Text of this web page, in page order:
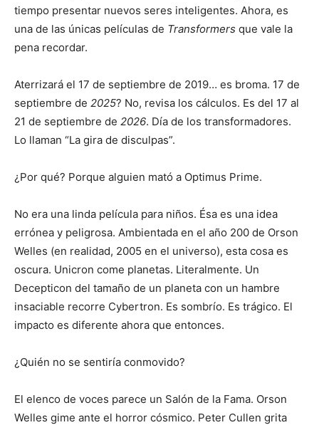
tiempo presentar nuevos seres inteligentes. Ahora, es
una de las únicas películas de Transformers que vale la
pena recordar.
Aterrizará el 17 de septiembre de 2019… es broma. 17 de
septiembre de 2025? No, revisa los cálculos. Es del 17 al
21 de septiembre de 2026. Día de los transformadores.
Lo llaman “La gira de disculpas”.
¿Por qué? Porque alguien mató a Optimus Prime.
No era una linda película para niños. Ésa es una idea
errónea y peligrosa. Ambientada en el año 200 de Orson
Welles (en realidad, 2005 en el universo), esta cosa es
oscura. Unicron come planetas. Literalmente. Un
Decepticon del tamaño de un planeta con un hambre
insaciable recorre Cybertron. Es sombrío. Es trágico. El
impacto es diferente ahora que entonces.
¿Quién no se sentiría conmovido?
El elenco de voces parece un Salón de la Fama. Orson
Welles gime ante el horror cósmico. Peter Cullen grita